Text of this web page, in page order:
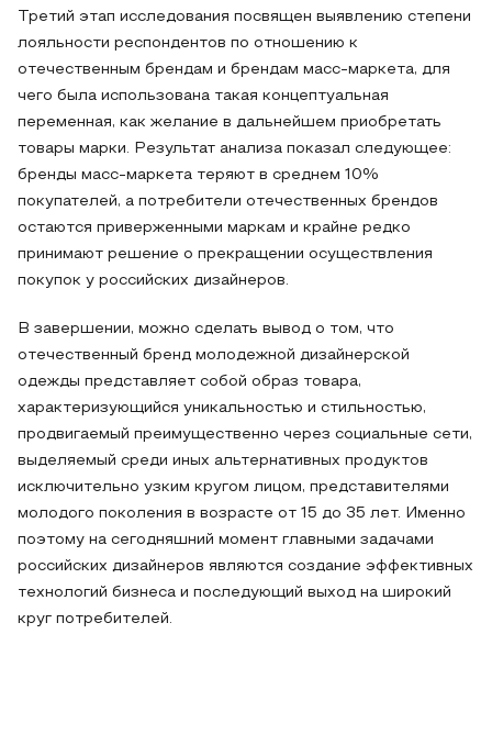
Третий этап исследования посвящен выявлению степени
лояльности респондентов по отношению к
отечественным брендам и брендам масс-маркета, для
чего была использована такая концептуальная
переменная, как желание в дальнейшем приобретать
товары марки. Результат анализа показал следующее:
бренды масс-маркета теряют в среднем 10%
покупателей, а потребители отечественных брендов
остаются приверженными маркам и крайне редко
принимают решение о прекращении осуществления
покупок у российских дизайнеров.
В завершении, можно сделать вывод о том, что
отечественный бренд молодежной дизайнерской
одежды представляет собой образ товара,
характеризующийся уникальностью и стильностью,
продвигаемый преимущественно через социальные сети,
выделяемый среди иных альтернативных продуктов
исключительно узким кругом лицом, представителями
молодого поколения в возрасте от 15 до 35 лет. Именно
поэтому на сегодняшний момент главными задачами
российских дизайнеров являются создание эффективных
технологий бизнеса и последующий выход на широкий
круг потребителей.